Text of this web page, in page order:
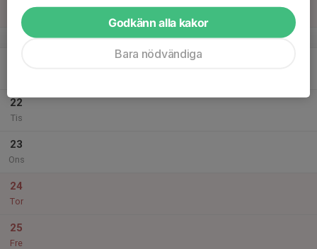
Sön
v.52
22
Tis
23
Ons
24
Tor
25
Fre
Godkänn alla kakor
Bara nödvändiga